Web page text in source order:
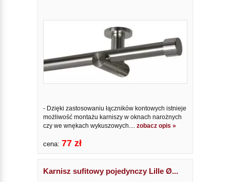
- Dzięki zastosowaniu łączników kontowych istnieje
możliwość montażu karniszy w oknach narożnych
czy we wnękach wykuszowych.... zobacz opis »
cena: 77 zł
Karnisz sufitowy pojedynczy Lille Ø...